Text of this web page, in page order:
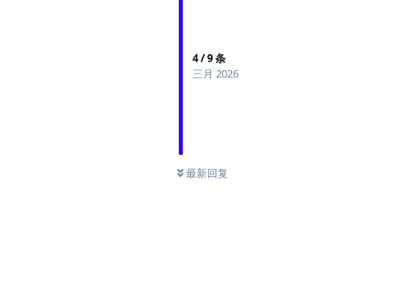
4/9条
三月 2026
最新回复